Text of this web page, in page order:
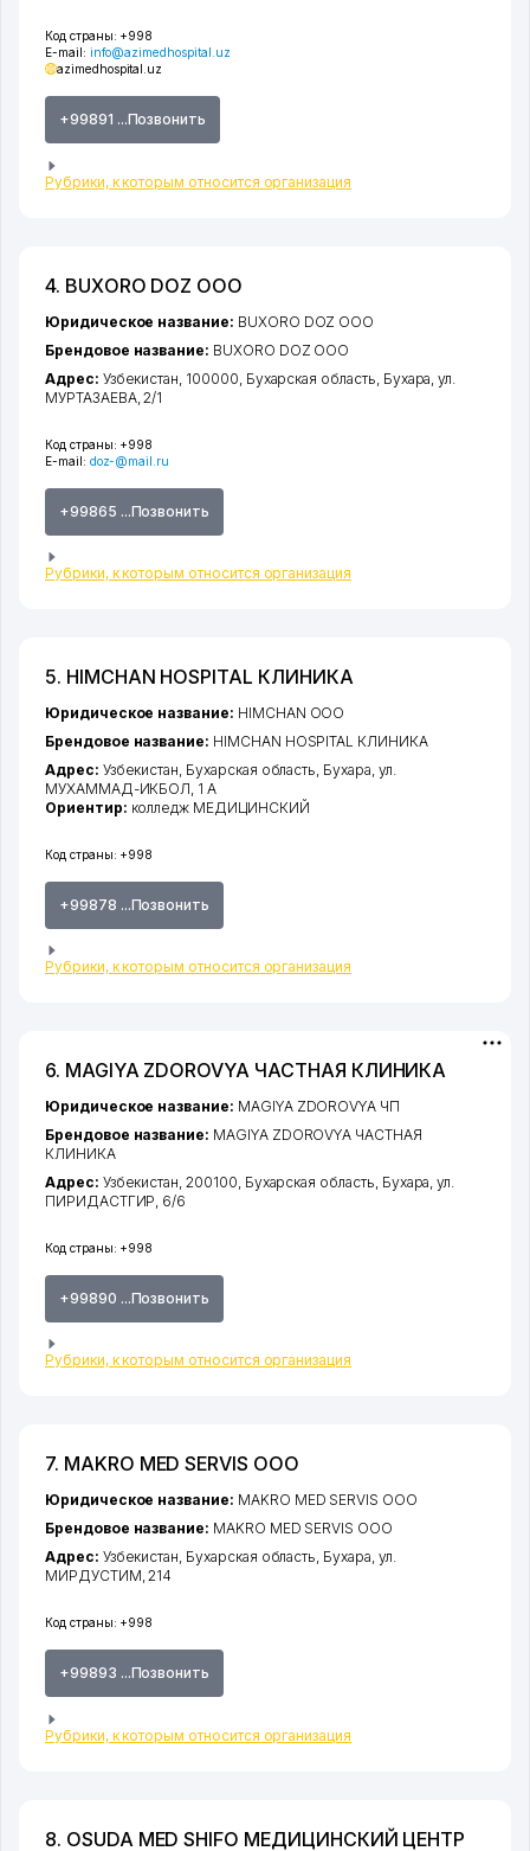
Код страны: +998
E-mail: info@azimedhospital.uz
azimedhospital.uz
+99891 ...Позвонить
Рубрики, к которым относится организация
4. BUXОRО DOZ ООО
Код страны: +998
E-mail: doz-@mail.ru
+99865 ...Позвонить
Рубрики, к которым относится организация
Юридическое название: BUXОRО DOZ ООО
Брендовое название: BUXОRО DOZ ООО
Адрес: Узбекистан, 100000, Бухарская область Бухара ,ул.
МУРТАЗАЕВА, 2/1
5. HIMCHAN HOSPITAL КЛИНИКА
Код страны: +998
+99878 ...Позвонить
Рубрики, к которым относится организация
Юридическое название: HIMCHAN ООО
Брендовое название: HIMCHAN HOSPITAL КЛИНИКА
Адрес: Узбекистан, Бухарская область Бухара ул.
МУХАММАД-ИКБОЛ , 1 А
Ориентир: колледж МЕДИЦИНСКИЙ
6. MAGIYA ZDOROVYA ЧАСТНАЯ КЛИНИКА
Код страны: +998
+99890 ...Позвонить
Рубрики, к которым относится организация
Юридическое название: MAGIYA ZDOROVYA ЧП
Брендовое название: MAGIYA ZDOROVYA ЧАСТНАЯ
КЛИНИКА
Адрес: Узбекистан, 200100, Бухарская область, Бухара,ул.
ПИРИДАСТГИР, 6/6
7. MAKRO MED SERVIS ООО
Код страны: +998
+99893 ...Позвонить
Рубрики, к которым относится организация
Юридическое название: MAKRO MED SERVIS ООО
Брендовое название: MAKRO MED SERVIS ООО
Адрес: Узбекистан, Бухарская область, Бухара, ул.
МИРДУСТИМ, 214
8. OSUDA MED SHIFO МЕДИЦИНСКИЙ ЦЕНТР